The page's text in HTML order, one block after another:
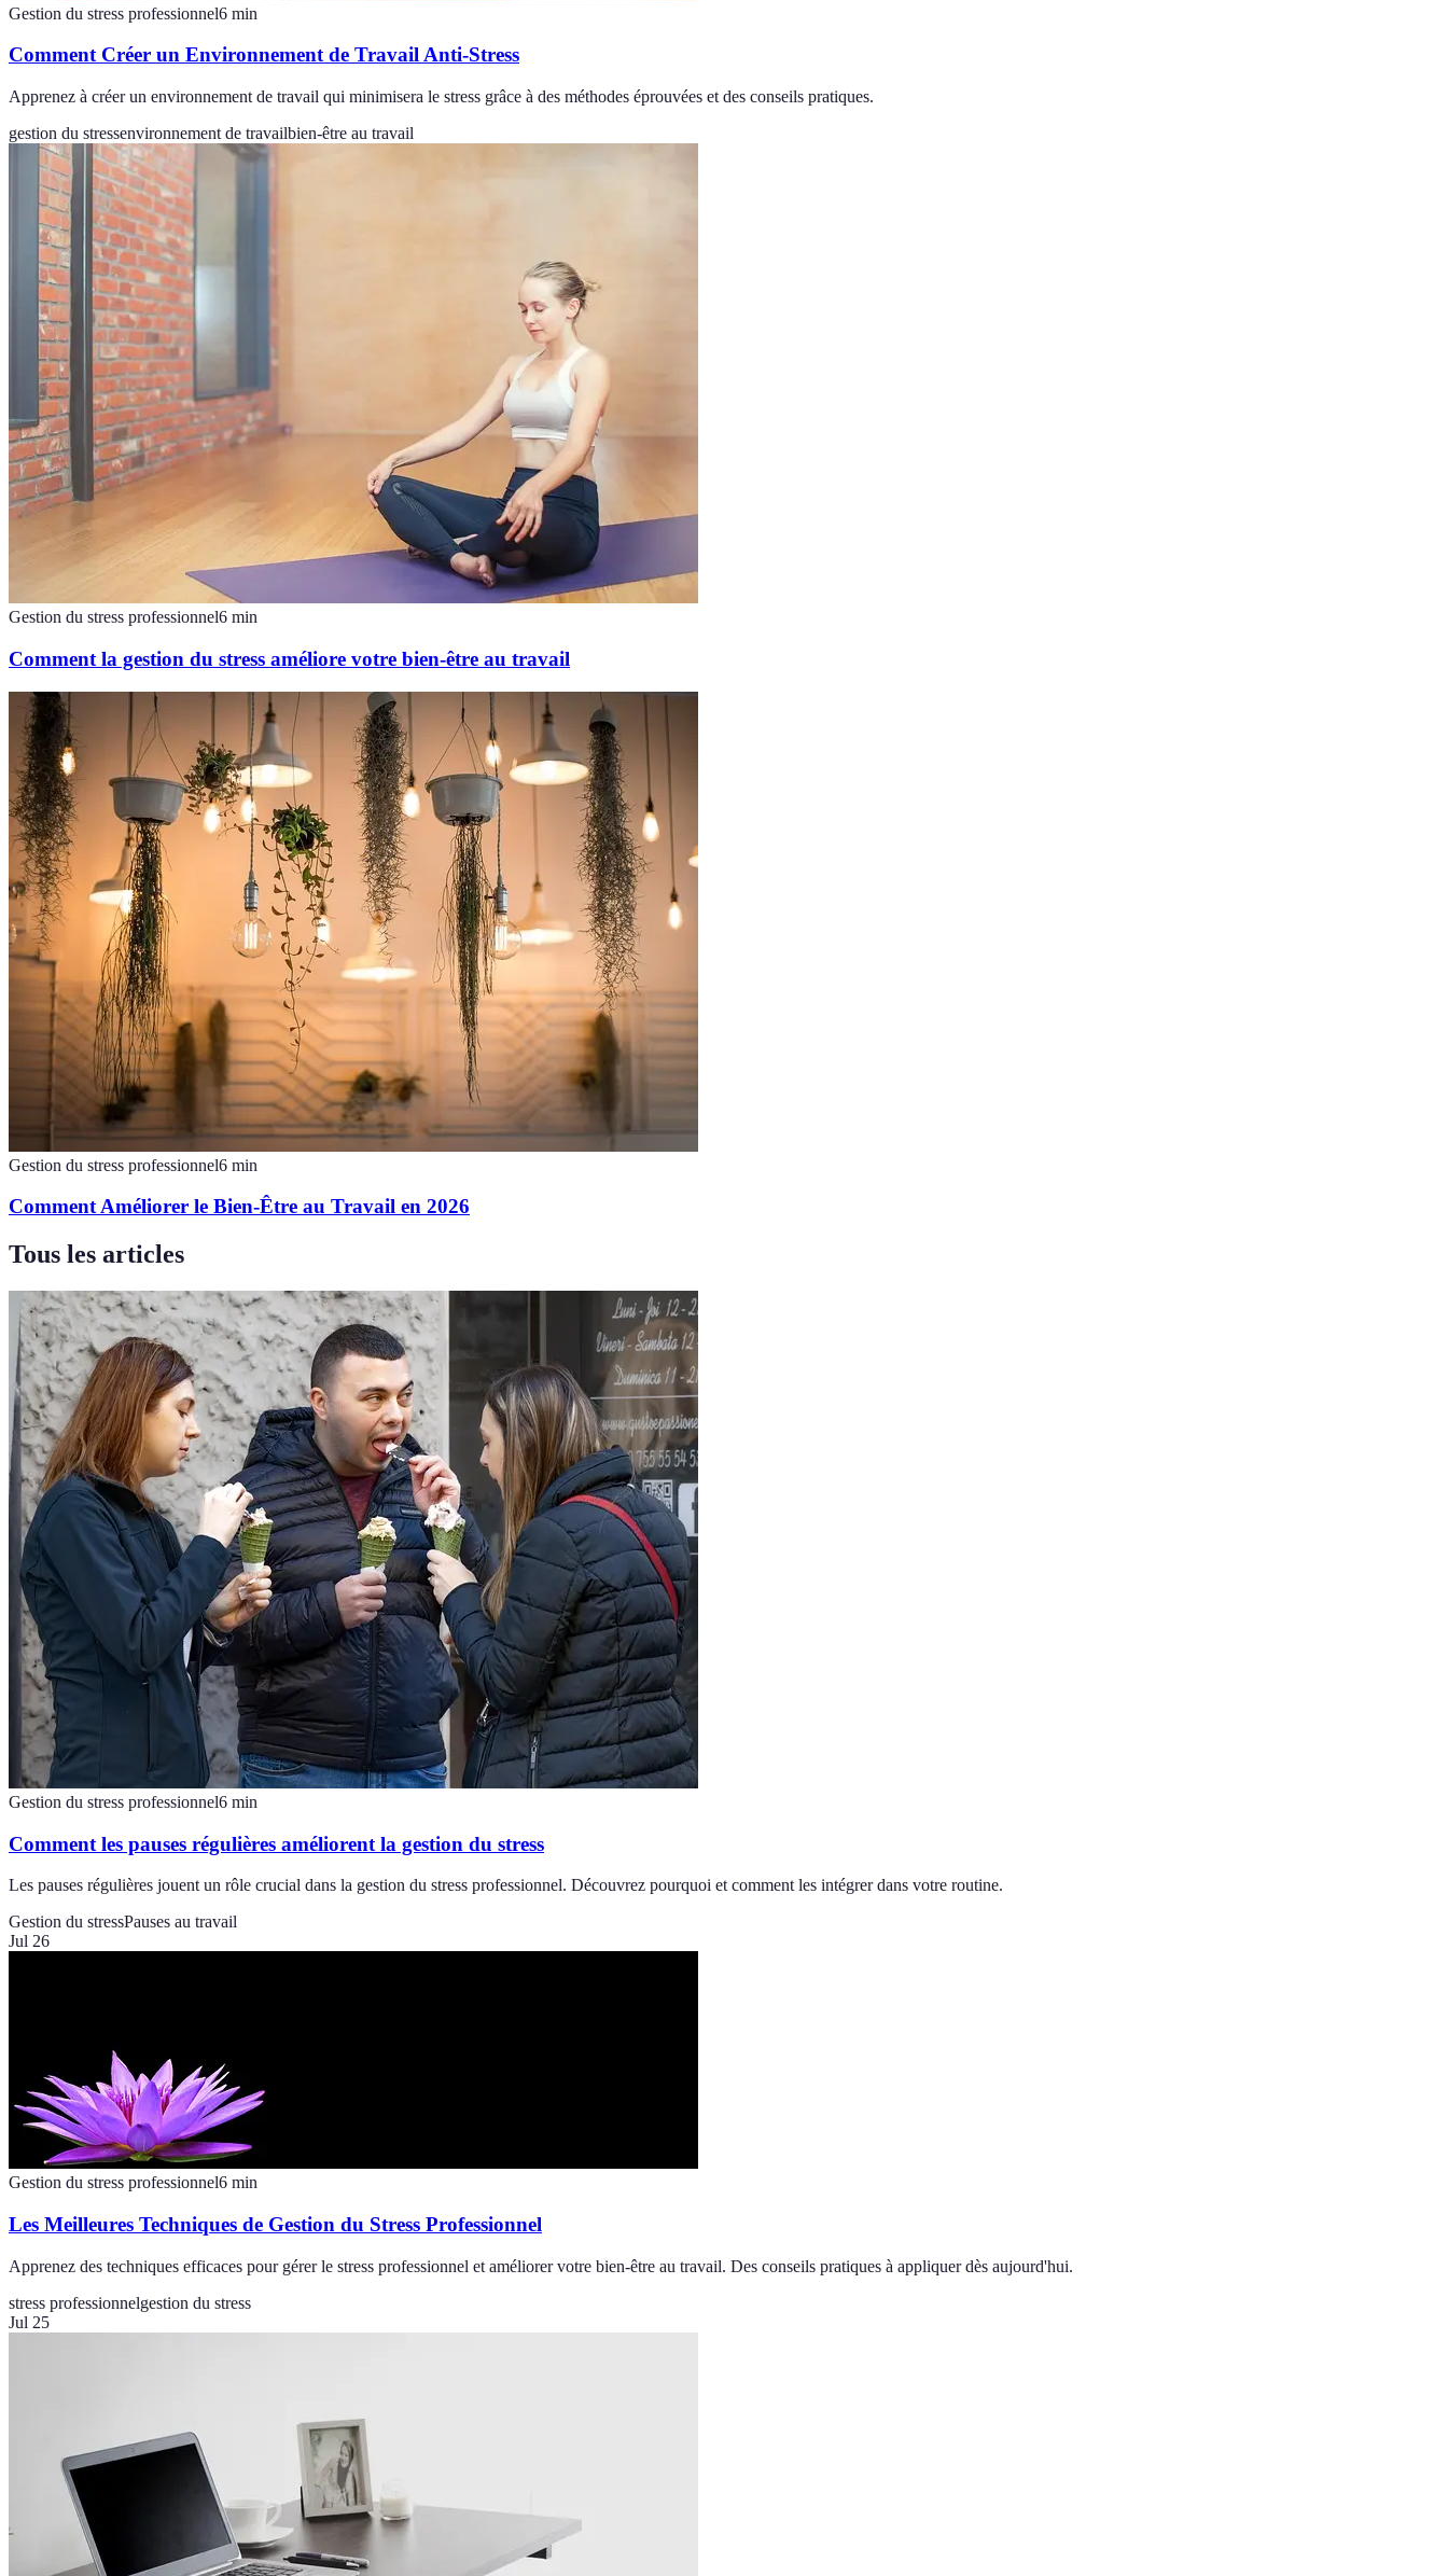
Gestion du stress professionnel6 min
Comment Créer un Environnement de Travail Anti-Stress
Apprenez à créer un environnement de travail qui minimisera le stress grâce à des méthodes éprouvées et des conseils pratiques.
gestion du stressenvironnement de travailbien-être au travail
Gestion du stress professionnel6 min
Comment la gestion du stress améliore votre bien-être au travail
Gestion du stress professionnel6 min
Comment Améliorer le Bien-Être au Travail en 2026
Tous les articles
Gestion du stress professionnel6 min
Comment les pauses régulières améliorent la gestion du stress
Les pauses régulières jouent un rôle crucial dans la gestion du stress professionnel. Découvrez pourquoi et comment les intégrer dans votre routine.
Gestion du stressPauses au travail
Jul 26
Gestion du stress professionnel6 min
Les Meilleures Techniques de Gestion du Stress Professionnel
Apprenez des techniques efficaces pour gérer le stress professionnel et améliorer votre bien-être au travail. Des conseils pratiques à appliquer dès aujourd'hui.
stress professionnelgestion du stress
Jul 25